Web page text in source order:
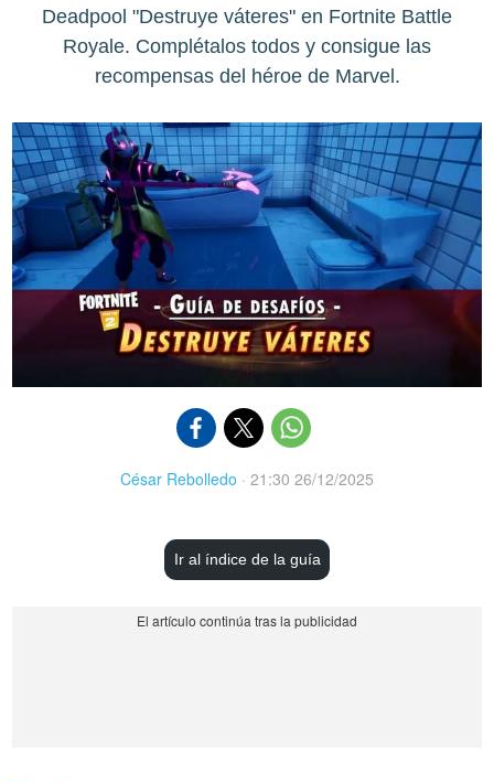
Deadpool "Destruye váteres" en Fortnite Battle
Royale. Complétalos todos y consigue las
recompensas del héroe de Marvel.
César Rebolledo · 21:30 26/12/2025
Ir al índice de la guía